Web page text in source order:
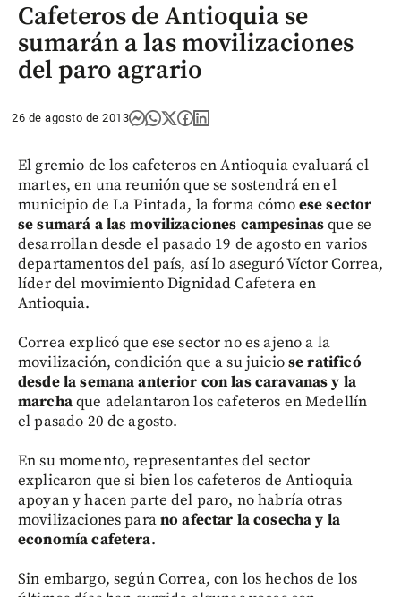
Cafeteros de Antioquia se
sumarán a las movilizaciones
del paro agrario
26 de agosto de 2013
El gremio de los cafeteros en Antioquia evaluará el
martes, en una reunión que se sostendrá en el
municipio de La Pintada, la forma cómoese sector
se sumará a las movilizaciones campesinasque se
desarrollan desde el pasado 19 de agosto en varios
departamentos del país, así lo aseguró Víctor Correa,
líder del movimiento Dignidad Cafetera en
Antioquia.
Correa explicó que ese sector no es ajeno a la
movilización, condición que a su juiciose ratificó
desde la semana anterior con las caravanas y la
marchaque adelantaron los cafeteros en Medellín
el pasado 20 de agosto.
En su momento, representantes del sector
explicaron que si bien los cafeteros de Antioquia
apoyan y hacen parte del paro, no habría otras
movilizaciones parano afectar la cosecha y la
economía cafetera.
Sin embargo, según Correa, con los hechos de los